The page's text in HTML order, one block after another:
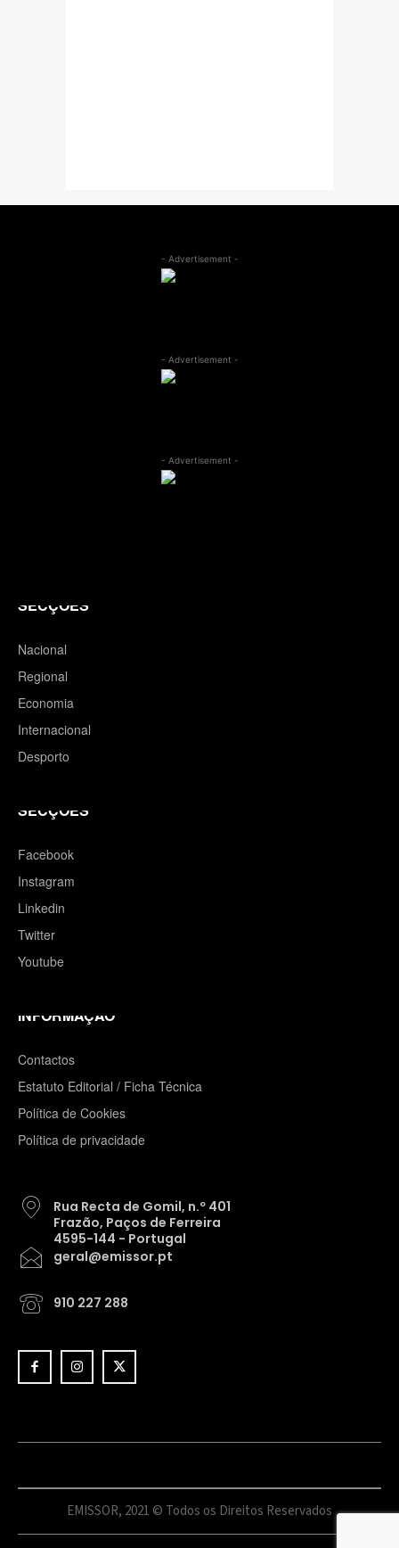
- Advertisement -
- Advertisement -
- Advertisement -
SECÇÕES
Nacional
Regional
Economia
Internacional
Desporto
SECÇÕES
Facebook
Instagram
Linkedin
Twitter
Youtube
INFORMAÇÃO
Contactos
Estatuto Editorial / Ficha Técnica
Política de Cookies
Política de privacidade
Rua Recta de Gomil, n.º 401
Frazão, Paços de Ferreira
4595-144 - Portugal
geral@emissor.pt
910 227 288
EMISSOR, 2021 © Todos os Direitos Reservados